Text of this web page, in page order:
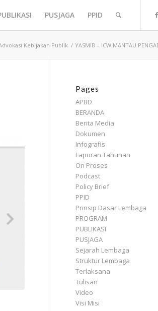
PUSJAGA PPID
Kebijakan Publik / YASMIB – ICW MANTAU
Pages
APBD
BERANDA
Berita Media
Dokumen
Infografis
Laporan Tahunan
On Proses
Podcast
Policy Brief
PPID
Prinsip Dasar Lembaga
PROGRAM
PUBLIKASI
PUSJAGA
Sejarah Lembaga
Struktur Lembaga
Terlaksana
Tulisan
Video
Visi Misi